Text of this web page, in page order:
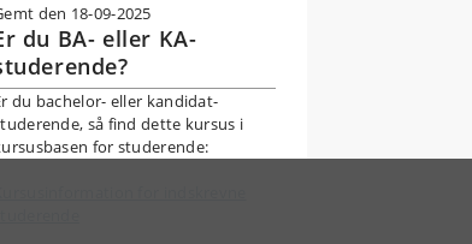
den 18-09-2025
du BA- eller KA-
du bachelor- eller kandidat-
så find dette kursus i
for studerende: